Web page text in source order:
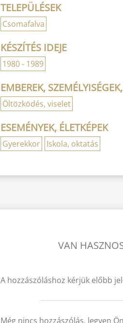
TELEPÜLÉSEK
Csomafalva
KÉSZÍTÉS IDEJE
1980 - 1989
EMBEREK,
Öltözködés, viselet
ESEMÉNYEK, ÉLETKÉPEK
Gyerekkor Iskola, oktatás
VAN
A hozzászóláshoz kérjük előbb
Még nincs hozzászólás, legyen